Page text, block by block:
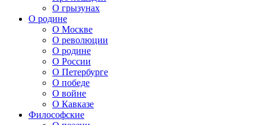
О грызунах
О родине
О Москве
О революции
О родине
О России
О Петербурге
О победе
О войне
О Кавказе
Философские